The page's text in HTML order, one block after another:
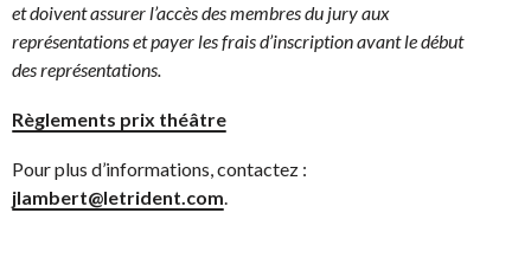
et doivent assurer l’accès des membres du jury aux
représentations et payer les frais d’inscription avant le début
des représentations.
Règlements prix théâtre
Pour plus d’informations, contactez :
jlambert@letrident.com.